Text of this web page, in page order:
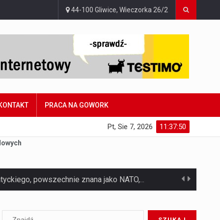
44-100 Gliwice, Wieczorka 26/2
PRACA NA GOWORK
11:37:51
Pt, Sie 7, 2026
Czym jest Organizacja Traktatu Północnoatlantyckiego? Organizacja Traktatu Północnoatlantyckiego, powszechnie znana jako NATO, to międzynarodowy sojusz polityczno-wojskowy, który powstał 4 kwietnia 1949 roku. Został założony przez…